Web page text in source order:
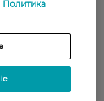
Политика